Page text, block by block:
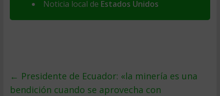
Noticia local de Estados Unidos
← Presidente de Ecuador: «la minería es una
bendición cuando se aprovecha con